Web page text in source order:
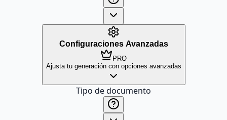
Configuraciones Avanzadas
PRO
Ajusta tu generación con opciones avanzadas
Tipo de documento